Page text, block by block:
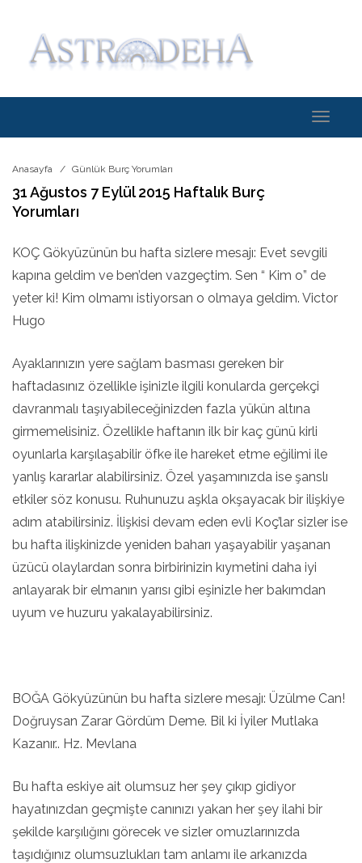
Toggle
Anasayfa Günlük Burç Yorumları
31 Ağustos 7 Eylül 2015 Haftalık Burç
Yorumları
KOÇ Gökyüzünün bu hafta sizlere mesajı: Evet sevgili
kapına geldim ve ben’den vazgeçtim. Sen “ Kim o” de
yeter ki! Kim olmamı istiyorsan o olmaya geldim. Victor
Hugo
Ayaklarınızın yere sağlam basması gereken bir
haftadasınız özellikle işinizle ilgili konularda gerçekçi
davranmalı taşıyabileceğinizden fazla yükün altına
girmemelisiniz. Özellikle haftanın ilk bir kaç günü kirli
oyunlarla karşılaşabilir öfke ile hareket etme eğilimi ile
yanlış kararlar alabilirsiniz. Özel yaşamınızda ise şanslı
etkiler söz konusu. Ruhunuzu aşkla okşayacak bir ilişkiye
adım atabilirsiniz. İlişkisi devam eden evli Koç’lar sizler ise
bu hafta ilişkinizde yeniden baharı yaşayabilir yaşanan
üzücü olaylardan sonra birbirinizin kıymetini daha iyi
anlayarak bir elmanın yarısı gibi eşinizle her bakımdan
uyum ve huzuru yakalayabilirsiniz.
BOĞA Gökyüzünün bu hafta sizlere mesajı: Üzülme Can!
Doğruysan Zarar Gördüm Deme. Bil ki İyiler Mutlaka
Kazanır.. Hz. Mevlana
Bu hafta eskiye ait olumsuz her şey çıkıp gidiyor
hayatınızdan geçmişte canınızı yakan her şey ilahi bir
şekilde karşılığını görecek ve sizler omuzlarınızda
taşıdığınız olumsuzlukları tam anlamı ile arkanızda